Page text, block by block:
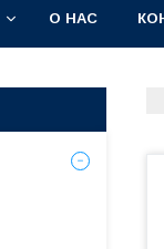
О НАС